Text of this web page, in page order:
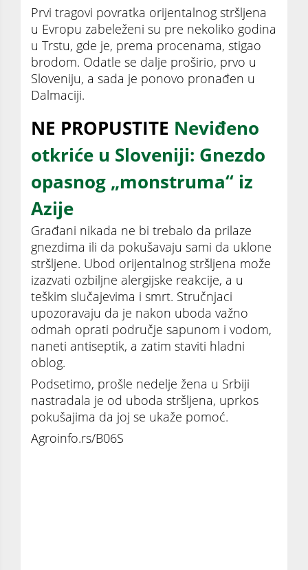
Prvi tragovi povratka orijentalnog stršljena
u Evropu zabeleženi su pre nekoliko godina
u Trstu, gde je, prema procenama, stigao
brodom. Odatle se dalje proširio, prvo u
Sloveniju, a sada je ponovo pronađen u
Dalmaciji.
NE PROPUSTITE Neviđeno
otkriće u Sloveniji: Gnezdo
opasnog „monstruma“ iz
Azije
Građani nikada ne bi trebalo da prilaze
gnezdima ili da pokušavaju sami da uklone
stršljene. Ubod orijentalnog stršljena može
izazvati ozbiljne alergijske reakcije, a u
teškim slučajevima i smrt. Stručnjaci
upozoravaju da je nakon uboda važno
odmah oprati područje sapunom i vodom,
naneti antiseptik, a zatim staviti hladni
oblog.
Podsetimo, prošle nedelje žena u Srbiji
nastradala je od uboda stršljena, uprkos
pokušajima da joj se ukaže pomoć.
Agroinfo.rs/B06S